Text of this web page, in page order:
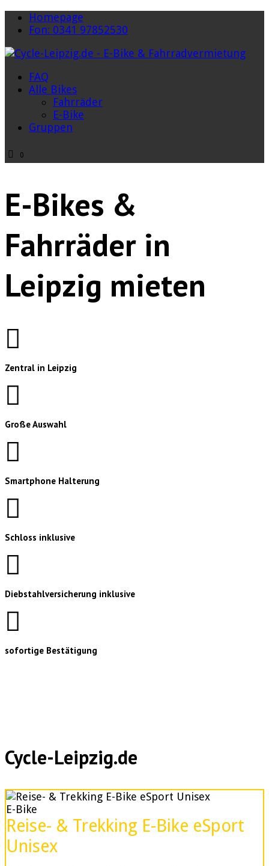
Homepage
Fon: 0341 97852530
FAQ
Alle Bikes
Fahrräder
E-Bike
Gruppen
0
E-Bikes &
Fahrräder in
Leipzig mieten
Zentral in Leipzig
Große Auswahl
Smartphone Halterung
Schloss inklusive
Diebstahlversicherung inklusive
sofortige Bestätigung
Cycle-Leipzig.de
E-Bike
Reise- & Trekking E-Bike eSport
Unisex